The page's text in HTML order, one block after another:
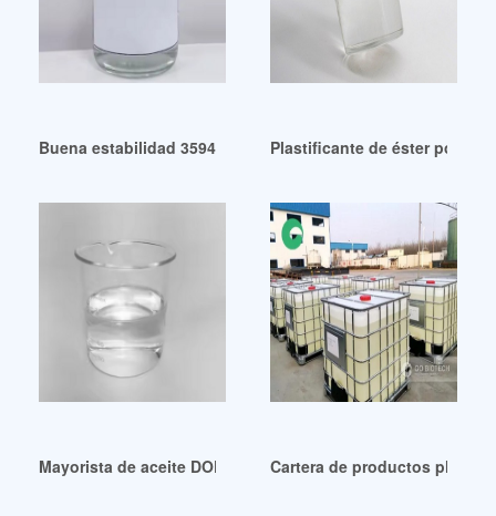
Buena estabilidad 35948-25-5 Para Dopo antioxidante epoxi
Plastificante de éster
Mayorista de aceite DOP de Faridabad, Guatemala,
Cartera de productos